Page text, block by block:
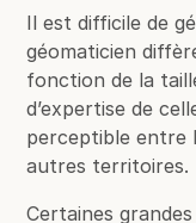
Il est difficile de
géomaticien
fonction de la
d’expertise de
perceptible entre
autres territoires.
Certaines